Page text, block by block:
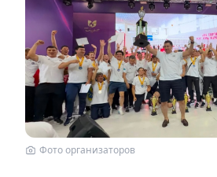
Фото организаторов